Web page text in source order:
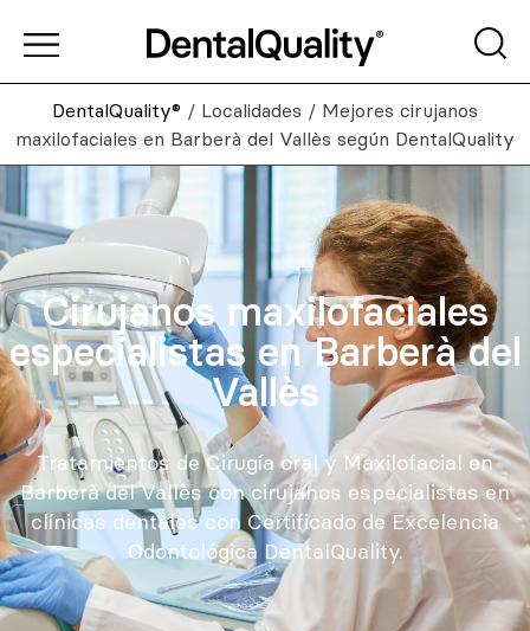
DentalQuality® / Localidades / Mejores cirujanos
maxilofaciales en Barberà del Vallès según DentalQuality
Cirujanos maxilofaciales
especialistas en Barberà del
Vallès
Tratamientos de Cirugía oral y Maxilofacial en
Barberà del Vallès con cirujanos especialistas en
clínicas dentales con Certificado de Excelencia
Odontológica DentalQuality.